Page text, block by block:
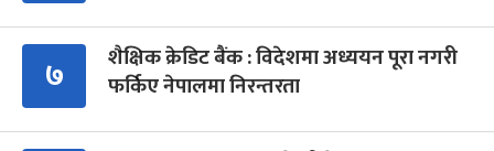
७
शैक्षिक क्रेडिट बैंक : विदेशमा अध्ययन पूरा नगरी
फर्किए नेपालमा निरन्तरता